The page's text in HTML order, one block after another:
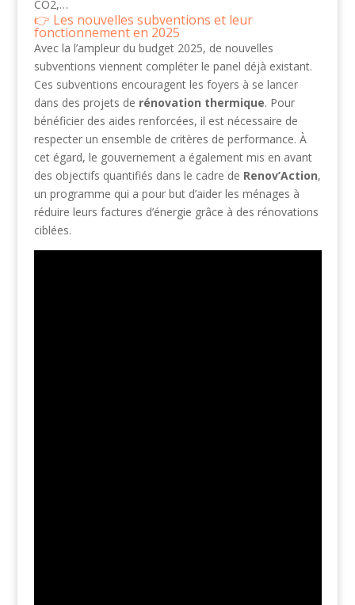
CO2,…
Les nouvelles subventions et leur
fonctionnement en 2025
Avec la l’ampleur du budget 2025, de nouvelles
subventions viennent compléter le panel déjà existant.
Ces subventions encouragent les foyers à se lancer
dans des projets de rénovation thermique. Pour
bénéficier des aides renforcées, il est nécessaire de
respecter un ensemble de critères de performance. À
cet égard, le gouvernement a également mis en avant
des objectifs quantifiés dans le cadre de Renov’Action,
un programme qui a pour but d’aider les ménages à
réduire leurs factures d’énergie grâce à des rénovations
ciblées.